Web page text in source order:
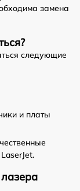
замена
следующие
и платы